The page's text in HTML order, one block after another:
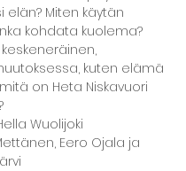
elän? Miten käytän
kohdata kuolema?
kuten elämä
on Heta Niskavuori
Wuolijoki
Eero Ojala ja